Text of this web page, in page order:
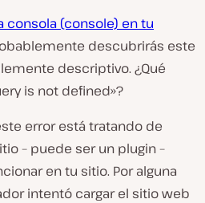
consola (console) en tu
descubrirás este
descriptivo. ¿Qué
is not defined»?
error está tratando de
– puede ser un plugin –
en tu sitio. Por alguna
intentó cargar el sitio web